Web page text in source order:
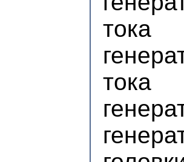
тока
тока